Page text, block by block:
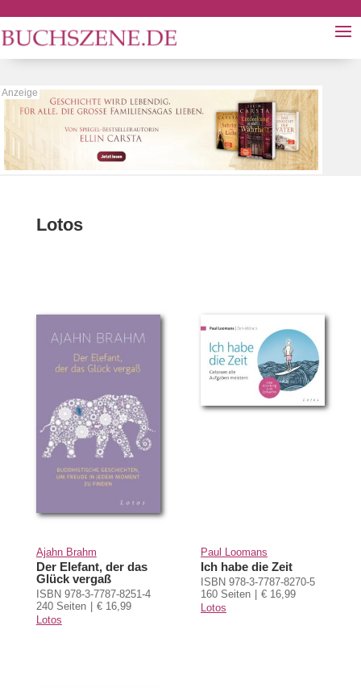
Lotos
Ajahn Brahm
Der Elefant, der das
Glück vergaß
ISBN 978-3-7787-8251-4
240 Seiten
€ 16,99
Lotos
Paul Loomans
Ich habe die Zeit
ISBN 978-3-7787-8270-5
160 Seiten
€ 16,99
Lotos